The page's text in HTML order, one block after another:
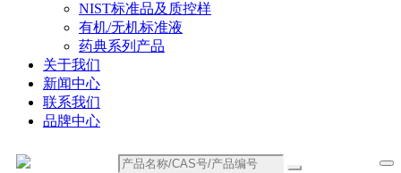
NIST标准品及质控样
有机/无机标准液
药典系列产品
关于我们
新闻中心
联系我们
品牌中心